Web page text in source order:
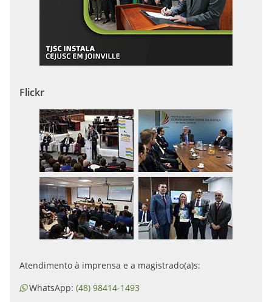
Flickr
Atendimento à imprensa e a magistrado(a)s:
WhatsApp: (48) 98414-1493